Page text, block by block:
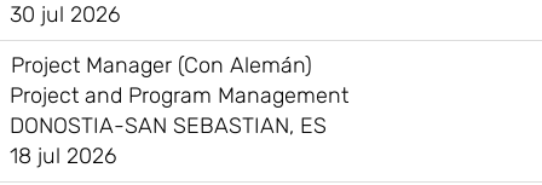
30 jul 2026
Project Manager (Con Alemán)
Project and Program Management
DONOSTIA-SAN SEBASTIAN, ES
18 jul 2026